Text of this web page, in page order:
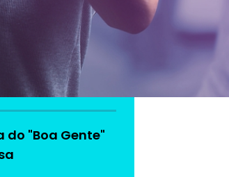
ao ecossistema:
estão
do "Boa Gente"